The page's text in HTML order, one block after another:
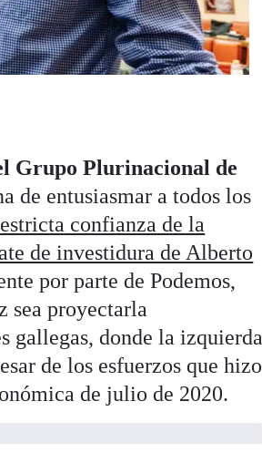
Grupo Plurinacional de
de entusiasmar a todos los
confianza de la
de investidura de Alberto
por parte de Podemos,
sea proyectarla
gallegas, donde la izquierda
de los esfuerzos que hizo
de julio de 2020.